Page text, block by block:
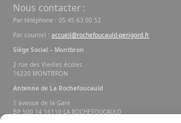
Nous contacter :
Par téléphone : 05 45 63 00 52
Par courriel :accueil@rochefoucauld-perigord.fr
Siège Social – Montbron
2 rue des Vieilles écoles
16220 MONTBRON
Antenne de La Rochefoucauld
1 avenue de la Gare
BP 500 14 16110 LA ROCHEFOUCAULD